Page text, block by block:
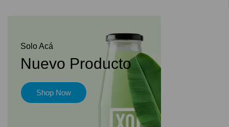
Solo Acá
Nuevo Producto
Shop Now